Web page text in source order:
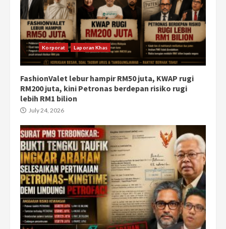
Korporat Laporan Khas
FashionValet lebur hampir RM50 juta, KWAP rugi
RM200 juta, kini Petronas berdepan risiko rugi
lebih RM1 bilion
July 24, 2026